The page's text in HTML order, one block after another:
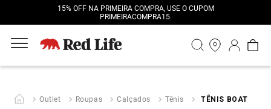
15% OFF NA PRIMEIRA COMPRA, USE O CUPOM
PRIMEIRACOMPRA15.
Outlet Roupas Calçados Tênis
TÊNIS BOAT